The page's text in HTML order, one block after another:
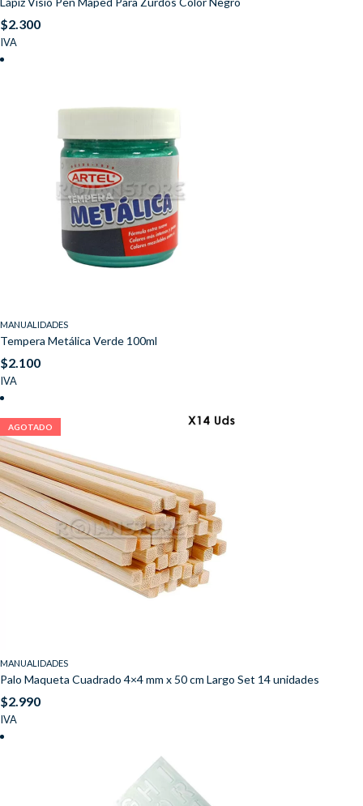
$2.300
IVA
MANUALIDADES
Tempera Metálica Verde 100ml
$2.100
IVA
AGOTADO
MANUALIDADES
Palo Maqueta Cuadrado 4×4 mm x 50 cm Largo Set 14 unidades
$2.990
IVA